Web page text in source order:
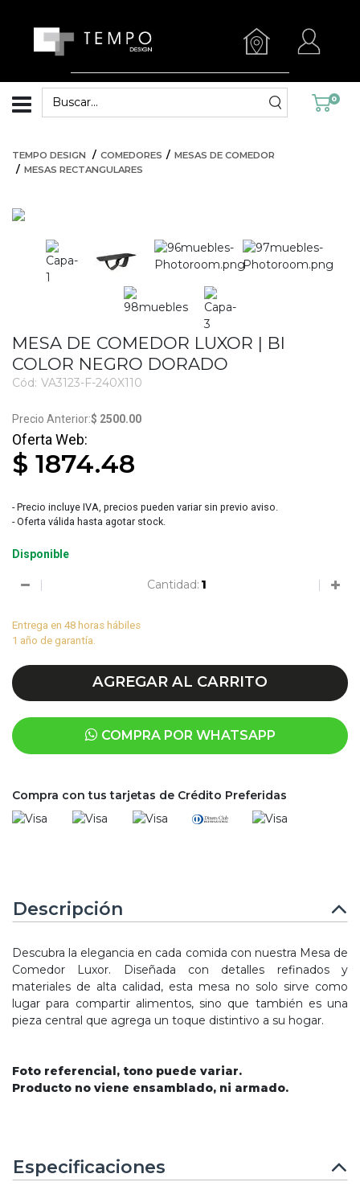
0
TEMPO DESIGN COMEDORES
MESAS DE COMEDOR
MESAS RECTANGULARES
MESA DE COMEDOR LUXOR | BI
COLOR NEGRO DORADO
Cód: VA3123-F-240X110
$ 2500.00
$ 1874.48
- Precio incluye IVA, precios pueden variar sin previo aviso.
- Oferta válida hasta agotar stock.
Disponible
Cantidad:
Entrega en 48 horas hábiles
1 año de garantía.
AGREGAR AL CARRITO
COMPRA POR WHATSAPP
Compra con tus tarjetas de Crédito Preferidas
Descripción
Descubra la elegancia en cada comida con nuestra Mesa de
Comedor Luxor. Diseñada con detalles refinados y
materiales de alta calidad, esta mesa no solo sirve como
lugar para compartir alimentos, sino que también es una
pieza central que agrega un toque distintivo a su hogar.
Foto referencial, tono puede variar.
Producto no viene ensamblado, ni armado.
Especificaciones